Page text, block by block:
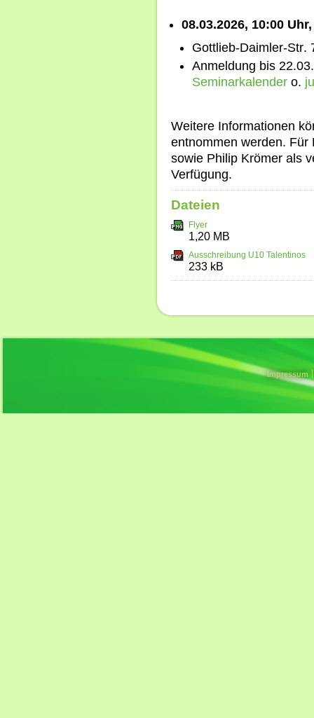
08.03.2026, 10:00
Gottlieb-Daimler-Str.
Anmeldung bis
Seminarkalender o.
Weitere Informationen
entnommen werden. Für
sowie Philip Krömer als
Verfügung.
Dateien
Flyer
1,20 MB
Ausschreibung U10 Talentinos
233 kB
Impressum